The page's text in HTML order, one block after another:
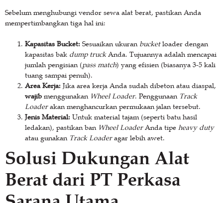
Sebelum menghubungi vendor sewa alat berat, pastikan Anda
mempertimbangkan tiga hal ini:
Kapasitas Bucket: Sesuaikan ukuran bucketloader dengan
kapasitas bak dump truckAnda. Tujuannya adalah mencapai
jumlah pengisian (pass match) yang efisien (biasanya 3-5 kali
tuang sampai penuh).
Area Kerja: Jika area kerja Anda sudah dibeton atau diaspal,
wajib menggunakan Wheel Loader. Penggunaan Track
Loaderakan menghancurkan permukaan jalan tersebut.
Jenis Material: Untuk material tajam (seperti batu hasil
ledakan), pastikan ban Wheel LoaderAnda tipe heavy duty
atau gunakan Track Loaderagar lebih awet.
Solusi Dukungan Alat
Berat dari PT Perkasa